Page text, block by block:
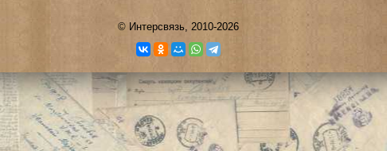
© Интерсвязь, 2010-2026